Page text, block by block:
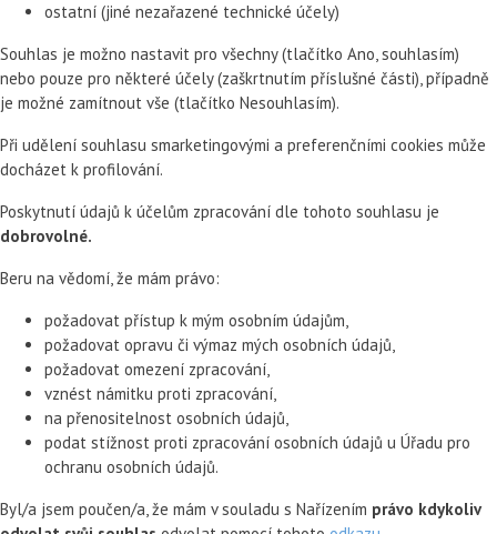
ostatní (jiné nezařazené technické účely)
Souhlas je možno nastavit pro všechny (tlačítko Ano, souhlasím)
nebo pouze pro některé účely (zaškrtnutím příslušné části), případně
je možné zamítnout vše (tlačítko Nesouhlasím).
Při udělení souhlasu smarketingovými a preferenčními cookies může
docházet k profilování.
Poskytnutí údajů k účelům zpracování dle tohoto souhlasu je
dobrovolné.
Beru na vědomí, že mám právo:
požadovat přístup k mým osobním údajům,
požadovat opravu či výmaz mých osobních údajů,
požadovat omezení zpracování,
vznést námitku proti zpracování,
na přenositelnost osobních údajů,
podat stížnost proti zpracování osobních údajů u Úřadu pro
ochranu osobních údajů.
Byl/a jsem poučen/a, že mám v souladu s Nařízením právo kdykoliv